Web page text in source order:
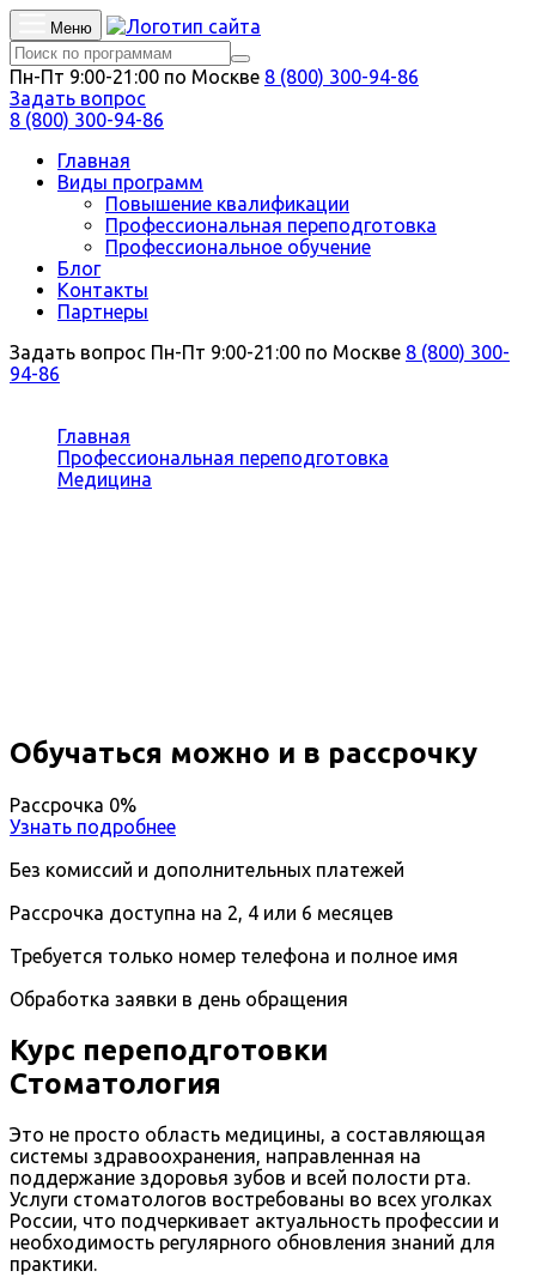
Меню
Пн-Пт 9:00-21:00 по Москве 8 (800) 300-94-86
Задать вопрос
8 (800) 300-94-86
Главная
Виды программ
Повышение квалификации
Профессиональная переподготовка
Профессиональное обучение
Блог
Контакты
Партнеры
Задать вопрос Пн-Пт 9:00-21:00 по Москве 8 (800) 300-
94-86
Главная
Профессиональная переподготовка
Медицина
Обучаться можно и в рассрочку
Рассрочка 0%
Узнать подробнее
Без комиссий и дополнительных платежей
Рассрочка доступна на 2, 4 или 6 месяцев
Требуется только номер телефона и полное имя
Обработка заявки в день обращения
Курс переподготовки
Стоматология
Это не просто область медицины, а составляющая
системы здравоохранения, направленная на
поддержание здоровья зубов и всей полости рта.
Услуги стоматологов востребованы во всех уголках
России, что подчеркивает актуальность профессии и
необходимость регулярного обновления знаний для
практики.